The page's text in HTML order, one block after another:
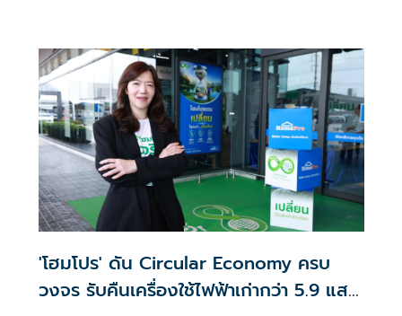
'โฮมโปร' ดัน Circular Economy ครบ
วงจร รับคืนเครื่องใช้ไฟฟ้าเก่ากว่า 5.9 แสน